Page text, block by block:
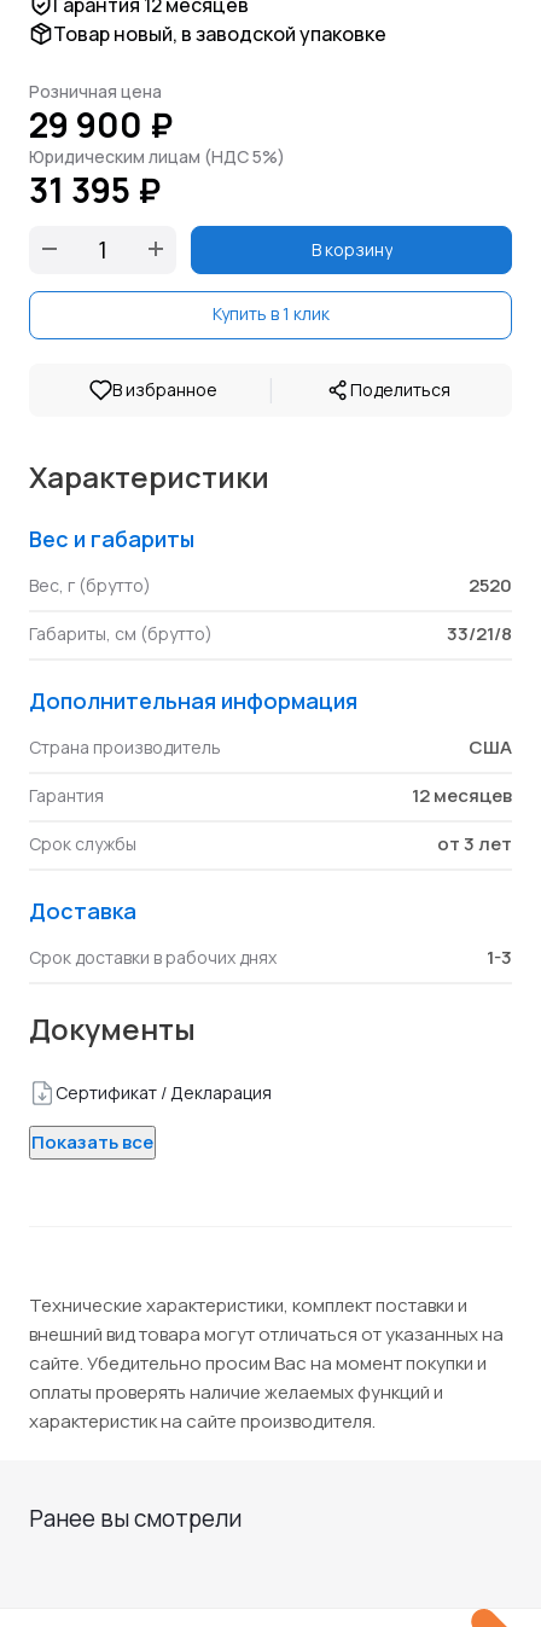
Товар новый, в заводской упаковке
Розничная цена
29 900 ₽
Юридическим лицам (НДС 5%)
31 395 ₽
В корзину
Купить в 1 клик
В избранное | Поделиться
Характеристики
Вес и габариты
Вес, г (брутто) 2520
Габариты, см (брутто) 33/21/8
Дополнительная информация
Страна производитель США
Гарантия 12 месяцев
Срок службы от 3 лет
Доставка
Срок доставки в рабочих днях 1-3
Документы
Сертификат / Декларация
Показать все
Технические характеристики, комплект поставки и
внешний вид товара могут отличаться от указанных на
сайте. Убедительно просим Вас на момент покупки и
оплаты проверять наличие желаемых функций и
характеристик на сайте производителя.
Ранее вы смотрели